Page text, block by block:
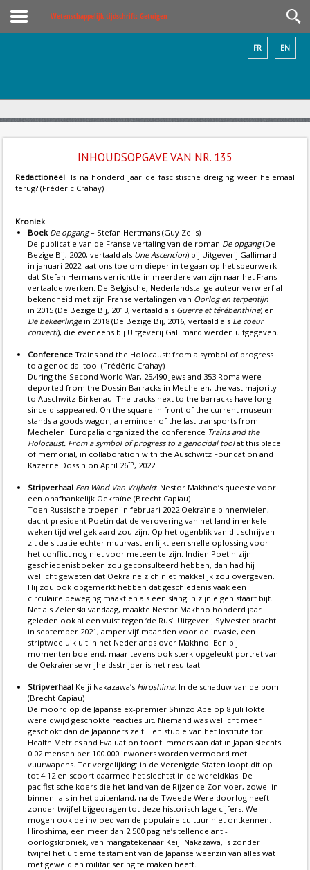
Wetenschappelijk tijdschrift: Getuigen
EN
FR
INHOUDSOPGAVE VAN NR. 135
Redactioneel: Is na honderd jaar de fascistische dreiging weer helemaal
terug? (Frédéric Crahay)
Kroniek
Boek De opgang– Stefan Hertmans (Guy Zelis)
De publicatie van de Franse vertaling van de roman De opgang(De
Bezige Bij, 2020, vertaald als Une Ascencion) bij Uitgeverij Gallimard
in januari 2022 laat ons toe om dieper in te gaan op het speurwerk
dat Stefan Hermans verrichtte in meerdere van zijn naar het Frans
vertaalde werken. De Belgische, Nederlandstalige auteur verwierf al
bekendheid met zijn Franse vertalingen van Oorlog en terpentijn
in 2015 (De Bezige Bij, 2013, vertaald als Guerre et térébenthine) en
De bekeerlingein 2018 (De Bezige Bij, 2016, vertaald als Le coeur
converti), die eveneens bij Uitgeverij Gallimard werden uitgegeven.
Conference Trains and the Holocaust: from a symbol of progress
to a genocidal tool (Frédéric Crahay)
During the Second World War, 25,490 Jews and 353 Roma were
deported from the Dossin Barracks in Mechelen, the vast majority
to Auschwitz-Birkenau. The tracks next to the barracks have long
since disappeared. On the square in front of the current museum
stands a goods wagon, a reminder of the last transports from
Mechelen. Europalia organized the conference Trains and the
Holocaust. From a symbol of progress to a genocidal toolat this place
of memorial, in collaboration with the Auschwitz Foundation and
Kazerne Dossin on April 26th, 2022.
Stripverhaal Een Wind Van Vrijheid: Nestor Makhno’s queeste voor
een onafhankelijk Oekraïne (Brecht Capiau)
Toen Russische troepen in februari 2022 Oekraïne binnenvielen,
dacht president Poetin dat de verovering van het land in enkele
weken tijd wel geklaard zou zijn. Op het ogenblik van dit schrijven
zit de situatie echter muurvast en lijkt een snelle oplossing voor
het conflict nog niet voor meteen te zijn. Indien Poetin zijn
geschiedenisboeken zou geconsulteerd hebben, dan had hij
wellicht geweten dat Oekraïne zich niet makkelijk zou overgeven.
Hij zou ook opgemerkt hebben dat geschiedenis vaak een
circulaire beweging maakt en als een slang in zijn eigen staart bijt.
Net als Zelenski vandaag, maakte Nestor Makhno honderd jaar
geleden ook al een vuist tegen ‘de Rus’. Uitgeverij Sylvester bracht
in september 2021, amper vijf maanden voor de invasie, een
striptweeluik uit in het Nederlands over Makhno. Een bij
momenten boeiend, maar tevens ook sterk opgeleukt portret van
de Oekraïense vrijheidsstrijder is het resultaat.
Stripverhaal Keiji Nakazawa’s Hiroshima: In de schaduw van de bom
(Brecht Capiau)
De moord op de Japanse ex-premier Shinzo Abe op 8 juli lokte
wereldwijd geschokte reacties uit. Niemand was wellicht meer
geschokt dan de Japanners zelf. Een studie van het Institute for
Health Metrics and Evaluation toont immers aan dat in Japan slechts
0.02 mensen per 100.000 inwoners worden vermoord met
vuurwapens. Ter vergelijking: in de Verenigde Staten loopt dit op
tot 4.12 en scoort daarmee het slechtst in de wereldklas. De
pacifistische koers die het land van de Rijzende Zon voer, zowel in
binnen- als in het buitenland, na de Tweede Wereldoorlog heeft
zonder twijfel bijgedragen tot deze historisch lage cijfers. We
mogen ook de invloed van de populaire cultuur niet ontkennen.
Hiroshima, een meer dan 2.500 pagina’s tellende anti-
oorlogskroniek, van mangatekenaar Keiji Nakazawa, is zonder
twijfel het ultieme testament van de Japanse weerzin van alles wat
met geweld en militarisering te maken heeft.